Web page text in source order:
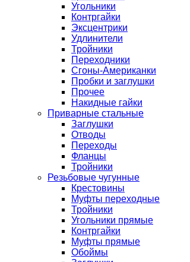
Угольники
Контргайки
Эксцентрики
Удлинители
Тройники
Переходники
Сгоны-Американки
Пробки и заглушки
Прочее
Накидные гайки
Приварные стальные
Заглушки
Отводы
Переходы
Фланцы
Тройники
Резьбовые чугунные
Крестовины
Муфты переходные
Тройники
Угольники прямые
Контргайки
Муфты прямые
Обоймы